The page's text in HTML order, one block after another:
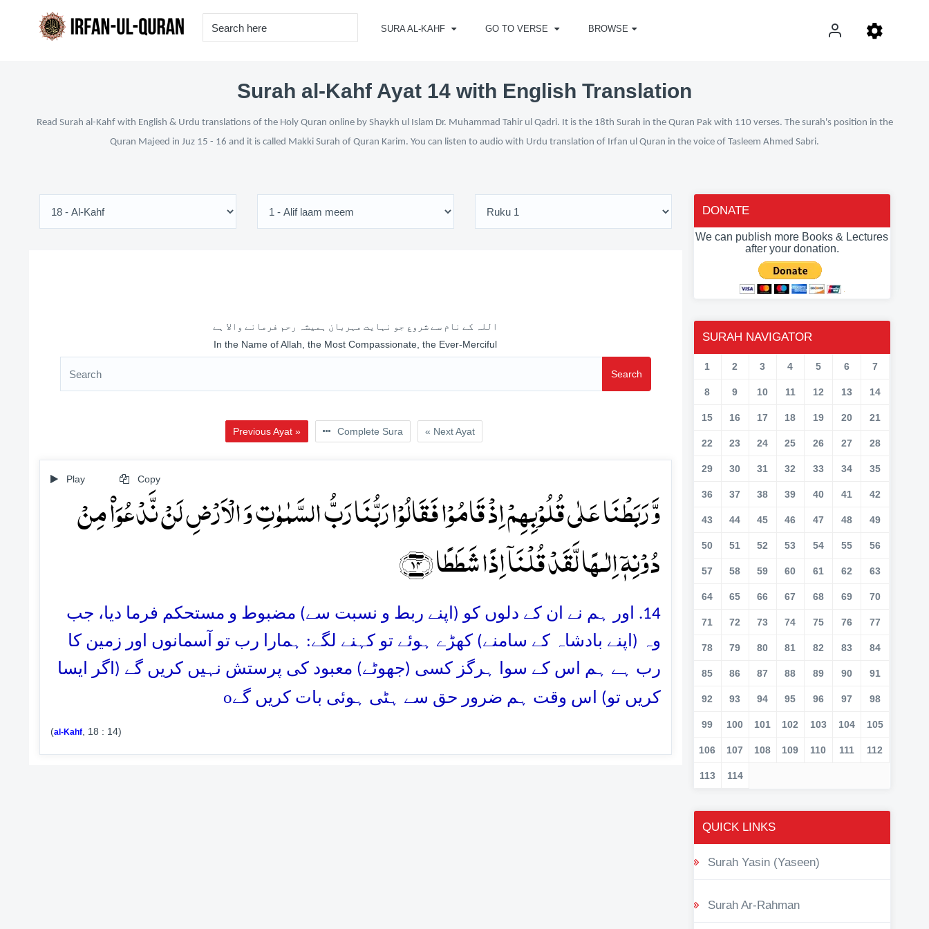
SURA AL-KAHF GO TO VERSE BROWSE
Surah al-Kahf Ayat 14 with English Translation
Read Surah al-Kahf with English & Urdu translations of the Holy Quran online by Shaykh ul Islam Dr. Muhammad Tahir ul Qadri. It is the 18th Surah in the Quran Pak with 110 verses. The surah's position in the
Quran Majeed in Juz 15 - 16 and it is called Makki Surah of Quran Karim. You can listen to audio with Urdu translation of Irfan ul Quran in the voice of Tasleem Ahmed Sabri.
اللہ کے نام سے شروع جو نہایت مہربان ہمیشہ رحم فرمانے والا ہے
In the Name of Allah, the Most Compassionate, the Ever-Merciful
Search
Previous Ayat » Complete Sura « Next Ayat
Play Copy
وَّ رَبَطۡنَا عَلٰی قُلُوۡبِہِمۡ اِذۡ قَامُوۡا فَقَالُوۡا رَبُّنَا رَبُّ السَّمٰوٰتِ وَ الۡاَرۡضِ لَنۡ نَّدۡعُوَا۠ مِنۡ
دُوۡنِہٖۤ اِلٰـہًا لَّقَدۡ قُلۡنَاۤ اِذًا شَطَطًا ﴿۱۴﴾
14. اور ہم نے ان کے دلوں کو (اپنے ربط و نسبت سے) مضبوط و مستحکم فرما دیا، جب
وہ (اپنے بادشاہ کے سامنے) کھڑے ہوئے تو کہنے لگے: ہمارا رب تو آسمانوں اور زمین کا
رب ہے ہم اس کے سوا ہرگز کسی (جھوٹے) معبود کی پرستش نہیں کریں گے (اگر ایسا
کریں تو) اس وقت ہم ضرور حق سے ہٹی ہوئی بات کریں گےo
(al-Kahf, 18 : 14)
DONATE
We can publish more Books & Lectures
after your donation.
SURAH NAVIGATOR
1 2 3 4 5 6 7
8 9 10 11 12 13 14
15 16 17 18 19 20 21
22 23 24 25 26 27 28
29 30 31 32 33 34 35
36 37 38 39 40 41 42
43 44 45 46 47 48 49
50 51 52 53 54 55 56
57 58 59 60 61 62 63
64 65 66 67 68 69 70
71 72 73 74 75 76 77
78 79 80 81 82 83 84
85 86 87 88 89 90 91
92 93 94 95 96 97 98
99 100 101 102 103 104 105
106 107 108 109 110 111 112
113 114
QUICK LINKS
Surah Yasin (Yaseen)
Surah Ar-Rahman